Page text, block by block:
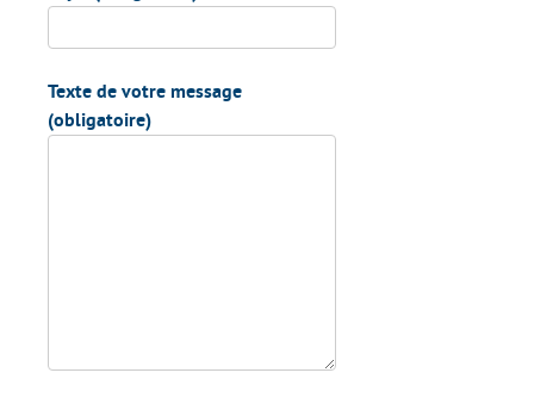
Texte de votre message
(obligatoire)